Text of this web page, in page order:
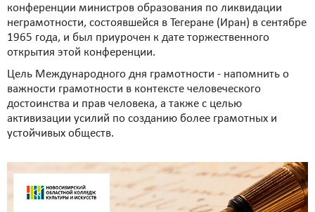
конференции министров образования по ликвидации
неграмотности, состоявшейся в Тегеране (Иран) в сентябре
1965 года, и был приурочен к дате торжественного
открытия этой конференции.
Цель Международного дня грамотности - напомнить о
важности грамотности в контексте человеческого
достоинства и прав человека, а также с целью
активизации усилий по созданию более грамотных и
устойчивых обществ.